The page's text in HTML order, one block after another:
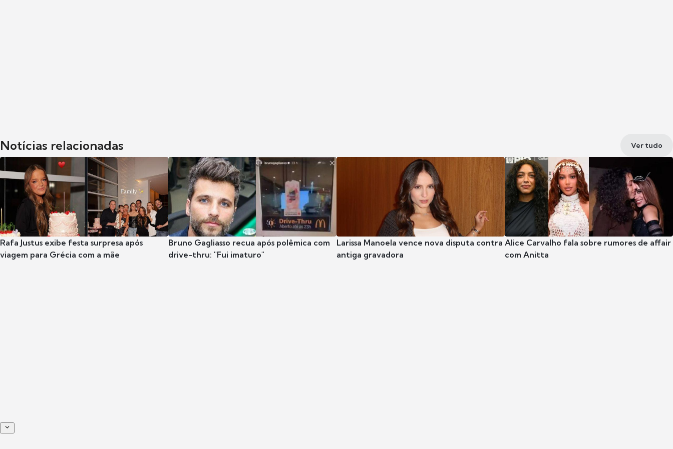
Notícias relacionadas Ver tudo
Rafa Justus exibe festa surpresa após
viagem para Grécia com a mãe
Bruno Gagliasso recua após polêmica com
drive-thru: "Fui imaturo"
Larissa Manoela vence nova disputa contra
antiga gravadora
Alice Carvalho fala sobre rumores de affair
com Anitta